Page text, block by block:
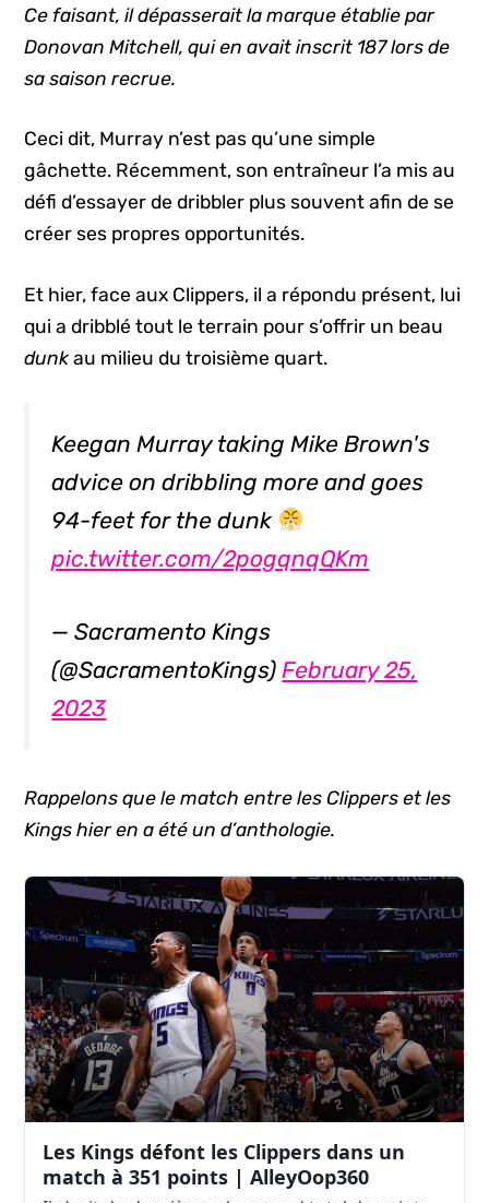
Ce faisant, il dépasserait la marque établie par
Donovan Mitchell, qui en avait inscrit 187 lors de
sa saison recrue.
Ceci dit, Murray n’est pas qu’une simple
gâchette. Récemment, son entraîneur l’a mis au
défi d’essayer de dribbler plus souvent afin de se
créer ses propres opportunités.
Et hier, face aux Clippers, il a répondu présent, lui
qui a dribblé tout le terrain pour s’offrir un beau
dunk au milieu du troisième quart.
Keegan Murray taking Mike Brown's
advice on dribbling more and goes
94-feet for the dunk
pic.twitter.com/2pogqnqQKm
— Sacramento Kings
(@SacramentoKings)February 25,
2023
Rappelons que le match entre les Clippers et les
Kings hier en a été un d’anthologie.
Les Kings défont les Clippers dans un
match à 351 points | AlleyOop360